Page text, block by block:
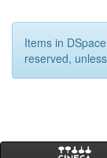
Items in
reserved,